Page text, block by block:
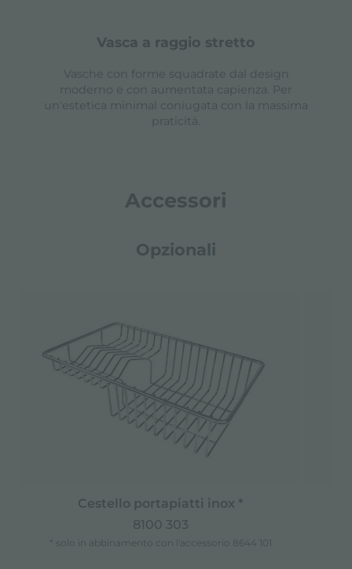
vasca a raggio stretto
Vasche con forme squadrate dal design
moderno e con aumentata capienza. Per
un'estetica minimal coniugata con la massima
praticità.
Accessori
Opzionali
Cestello portapiatti inox *
8100 303
* solo in abbinamento con l'accessorio 8644 101